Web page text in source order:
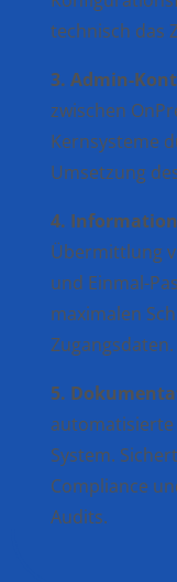
technisch das
3. Admin-
zwischen
Kernsysteme
Umsetzung
4.
Übermittlung
und Einmal-
maximalen
Zugangsdaten.
5.
System.
Compliance
Audits.